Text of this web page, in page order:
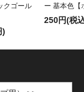
クゴール
)
ー 基本色【
250円(税